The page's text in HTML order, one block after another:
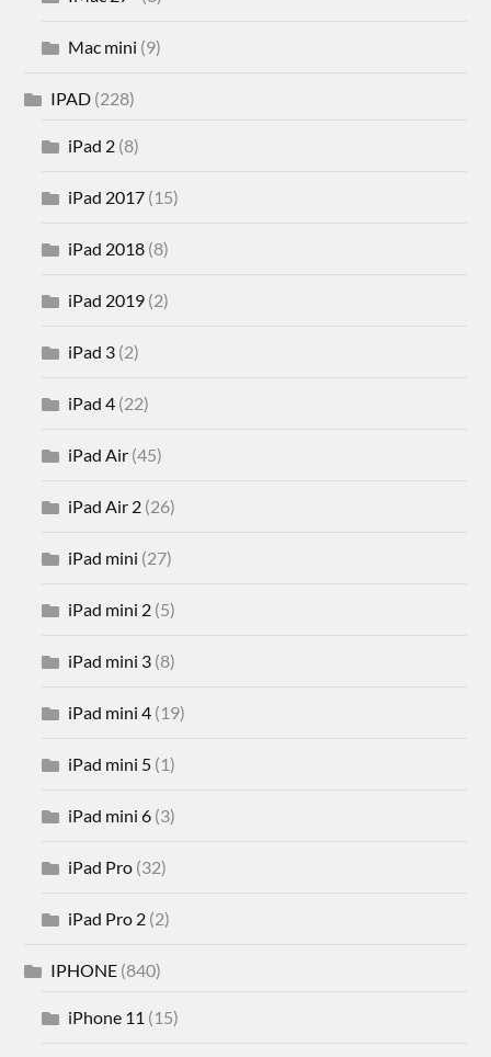
Mac mini (9)
IPAD (228)
iPad 2 (8)
iPad 2017 (15)
iPad 2018 (8)
iPad 2019 (2)
iPad 3 (2)
iPad 4 (22)
iPad Air (45)
iPad Air 2 (26)
iPad mini (27)
iPad mini 2 (5)
iPad mini 3 (8)
iPad mini 4 (19)
iPad mini 5 (1)
iPad mini 6 (3)
iPad Pro (32)
iPad Pro 2 (2)
IPHONE (840)
iPhone 11 (15)